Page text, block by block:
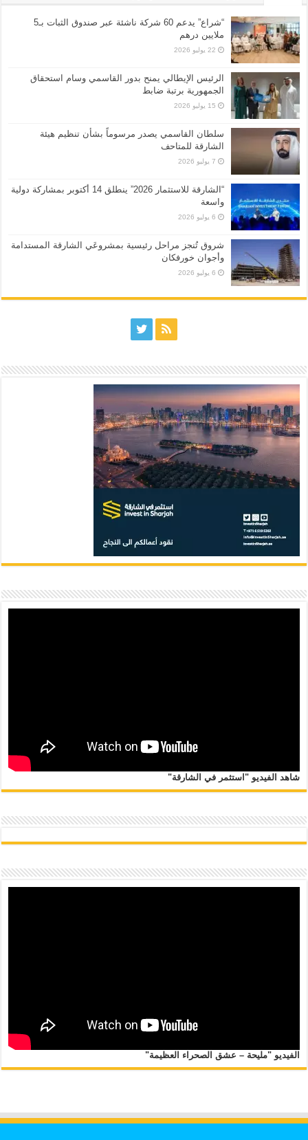
“شراع” يدعم 60 شركة ناشئة عبر صندوق الثبات بـ5
ملايين درهم
22 يوليو 2026
الرئيس الإيطالي يمنح بدور القاسمي وسام استحقاق
الجمهورية برتبة ضابط
15 يوليو 2026
سلطان القاسمي يصدر مرسوماً بشأن تنظيم هيئة
الشارقة للمتاحف
7 يوليو 2026
“الشارقة للاستثمار 2026” ينطلق 14 أكتوبر بمشاركة دولية
واسعة
6 يوليو 2026
شروق تُنجز مراحل رئيسية بمشروعَي الشارقة المستدامة
وأجوان خورفكان
6 يوليو 2026
شاهد الفيديو "استثمر في الشارقة"
الفيديو "مليحة – عشق الصحراء العظيمة"